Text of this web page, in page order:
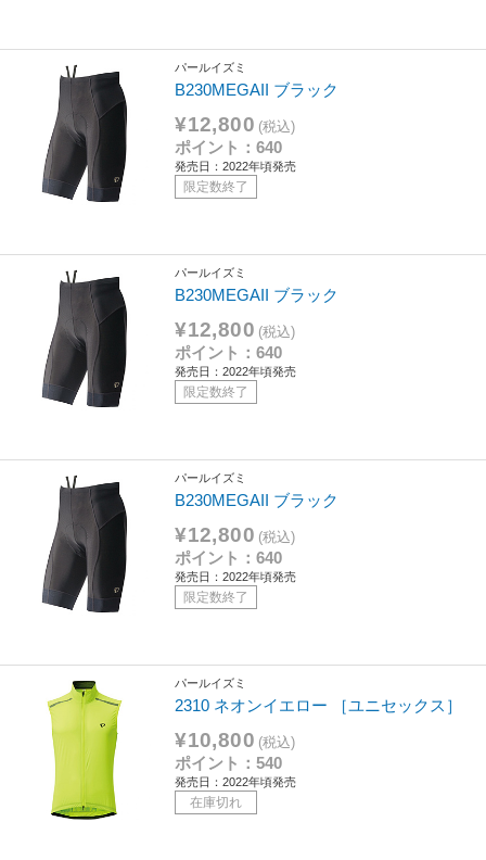
パールイズミ
B230MEGAII ブラック
¥12,800 (税込)
ポイント：640
発売日：2022年頃発売
限定数終了
パールイズミ
B230MEGAII ブラック
¥12,800 (税込)
ポイント：640
発売日：2022年頃発売
限定数終了
パールイズミ
B230MEGAII ブラック
¥12,800 (税込)
ポイント：640
発売日：2022年頃発売
限定数終了
パールイズミ
2310 ネオンイエロー ［ユニセックス］
¥10,800 (税込)
ポイント：540
発売日：2022年頃発売
在庫切れ